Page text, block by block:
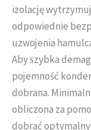
izolację
odpowiednie
uzwojenia
Aby szybka
pojemność
dobrana.
obliczona za
dobrać